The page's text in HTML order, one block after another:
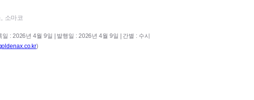
소마코
: 2026년 4월 9일 | 발행일 : 2026년 4월 9일 | 간별 : 수시
)